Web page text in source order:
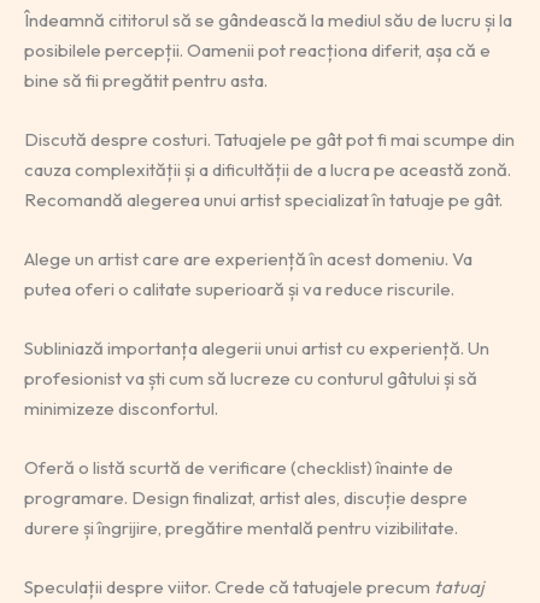
Îndeamnă cititorul să se gândească la mediul său de lucru și la
posibilele percepții. Oamenii pot reacționa diferit, așa că e
bine să fii pregătit pentru asta.
Discută despre costuri. Tatuajele pe gât pot fi mai scumpe din
cauza complexității și a dificultății de a lucra pe această zonă.
Recomandă alegerea unui artist specializat în tatuaje pe gât.
Alege un artist care are experiență în acest domeniu. Va
putea oferi o calitate superioară și va reduce riscurile.
Subliniază importanța alegerii unui artist cu experiență. Un
profesionist va ști cum să lucreze cu conturul gâtului și să
minimizeze disconfortul.
Oferă o listă scurtă de verificare (checklist) înainte de
programare. Design finalizat, artist ales, discuție despre
durere și îngrijire, pregătire mentală pentru vizibilitate.
Speculații despre viitor. Crede că tatuajele precum tatuaj